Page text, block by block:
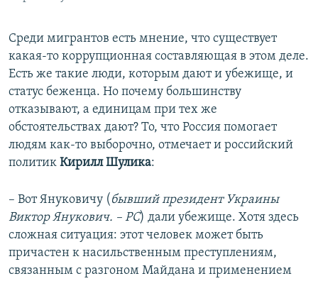
Среди мигрантов есть мнение, что существует
какая-то коррупционная составляющая в этом деле.
Есть же такие люди, которым дают и убежище, и
статус беженца. Но почему большинству
отказывают, а единицам при тех же
обстоятельствах дают? То, что Россия помогает
людям как-то выборочно, отмечает и российский
политик Кирилл Шулика:
– Вот Януковичу ( бывший президент Украины
Виктор Янукович. – РС) дали убежище. Хотя здесь
сложная ситуация: этот человек может быть
причастен к насильственным преступлениям,
связанным с разгоном Майдана и применением